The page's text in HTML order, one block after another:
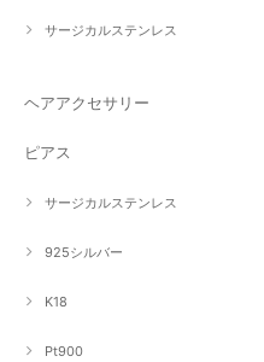
サージカルステンレス
ヘアアクセサリー
ピアス
サージカルステンレス
925シルバー
K18
Pt900